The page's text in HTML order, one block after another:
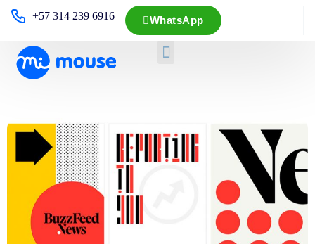
+57 314 239 6916 WhatsApp